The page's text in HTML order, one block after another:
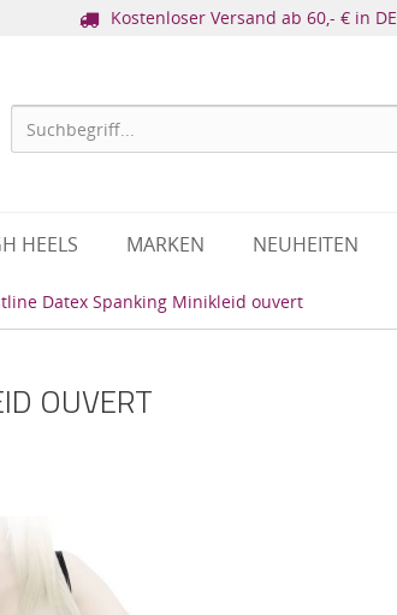
Kostenloser Versand ab 60,- € in DE
HEELS MARKEN NEUHEITEN
Datex Spanking Minikleid ouvert
OUVERT